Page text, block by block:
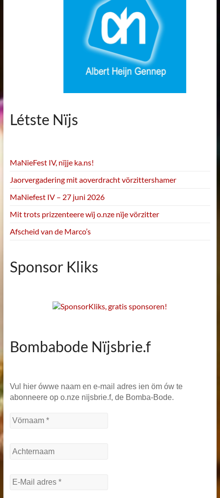
Létste Nïjs
MaNieFest IV, nïjje ka.ns!
Jaorvergadering mit aoverdracht vörzittershamer
MaNiefest IV – 27 juni 2026
Mit trots prizzenteere wïj o.nze nïje vörzitter
Afscheid van de Marco’s
Sponsor Kliks
Bombabode Nïjsbrie.f
Vul hier ówwe naam en e-mail adres ien öm ów te
abonneere op o.nze nïjsbrie.f, de Bomba-Bode.